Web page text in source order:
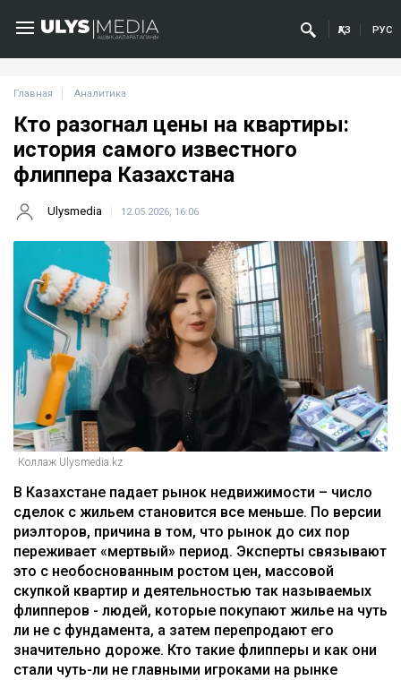
ҚАЗ РУС
Главная Аналитика
Кто разогнал цены на квартиры:
история самого известного
флиппера Казахстана
Ulysmedia 12.05.2026, 16:06
Коллаж Ulysmedia.kz
В Казахстане падает рынок недвижимости – число
сделок с жильем становится все меньше. По версии
риэлторов, причина в том, что рынок до сих пор
переживает «мертвый» период. Эксперты связывают
это с необоснованным ростом цен, массовой
скупкой квартир и деятельностью так называемых
флипперов - людей, которые покупают жилье на чуть
ли не с фундамента, а затем перепродают его
значительно дороже. Кто такие флипперы и как они
стали чуть-ли не главными игроками на рынке